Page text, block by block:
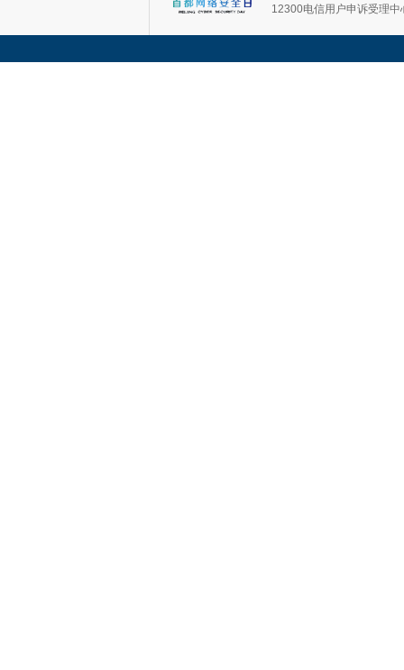
12300电信用户申诉受理中